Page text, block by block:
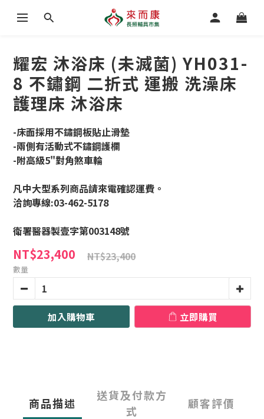
耀宏 沐浴床 (未滅菌) YH031-
8 不鏽鋼 二折式 運搬 洗澡床
護理床 沐浴床
-床面採用不鏽鋼板貼止滑墊
-兩側有活動式不鏽鋼護欄
-附高級5"對角煞車輪
凡中大型系列商品請來電確認運費。
洽詢專線:03-462-5178
衛署醫器製壹字第003148號
NT$23,400 NT$23,400
數量
加入購物車 立即購買
商品描述
送貨及付款方
式
顧客評價